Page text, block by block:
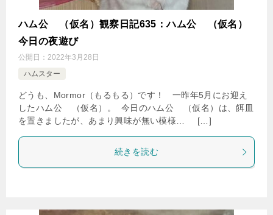
ハム公 （仮名）観察日記635：ハム公
（仮名）
今日の夜遊び
公開日： 2022年3月28日
ハムスター
どうも、Mormor（もるもる）です！ 一昨年5月にお迎え
したハム公
（仮名）。 今日のハム公
（仮名）は、餌皿
を置きましたが、あまり興味が無い模様…
[…]
続きを読む